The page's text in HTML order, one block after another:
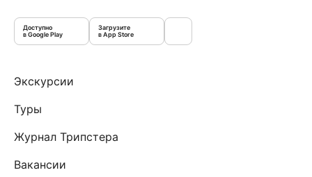
Доступно
в Google Play
Загрузите
в App Store
Экскурсии
Туры
Журнал Трипстера
Вакансии